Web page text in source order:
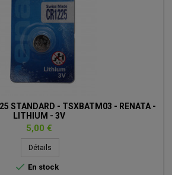
STANDARD - TSXBATM03 - RENATA -
LITHIUM - 3V
Prix
5,00 €
Détails
 En stock